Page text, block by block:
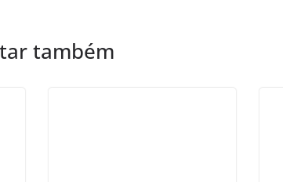
também